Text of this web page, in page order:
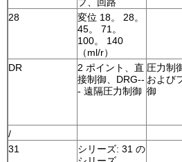
28
変位 18。 28。
45。 71。
100。 140
（ml/r）
DR
2 ポイント、直
接制御、DRG--
- 遠隔圧力制御
圧力制
および
御
/
31
シリーズ: 31 の